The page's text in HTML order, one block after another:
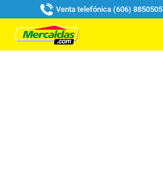
Venta telefónica (606) 8850505